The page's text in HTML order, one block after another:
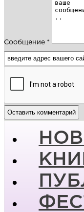
Сообщение *